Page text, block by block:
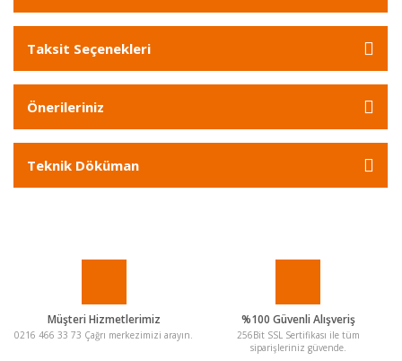
Taksit Seçenekleri
Önerileriniz
Teknik Döküman
Müşteri Hizmetlerimiz
0216 466 33 73 Çağrı merkezimizi arayın.
%100 Güvenli Alışveriş
256Bit SSL Sertifikası ile tüm
siparişleriniz güvende.